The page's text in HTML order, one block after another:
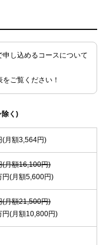
し込めるコースについて
ご覧ください！
除く)
(月額3,564円)
(月額16,100円)
(月額5,600円)
(月額21,500円)
(月額10,800円)